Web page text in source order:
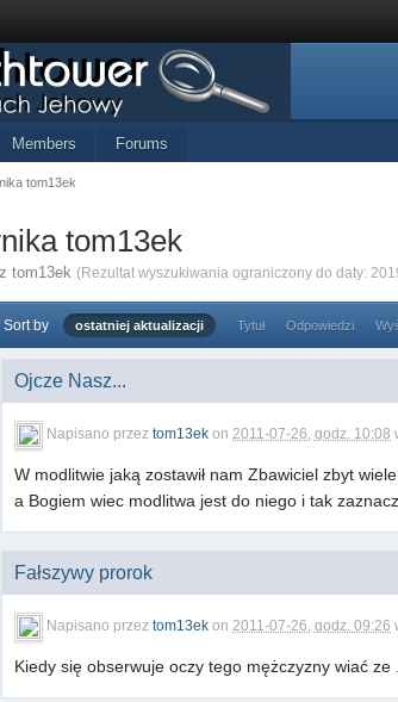
Members Forums
tom13ek
tom13ek
tom13ek (Rezultat wyszukiwania ograniczony do daty:
Sort by ostatniej aktualizacji Tytuł Odpowiedzi
Ojcze Nasz...
Napisano przeztom13ek on2011-07-26, godz. 10:08
W modlitwie jaką zostawił nam Zbawiciel zbyt
a Bogiem wiec modlitwa jest do niego i tak
Fałszywy prorok
Napisano przeztom13ek on2011-07-26, godz. 09:26
Kiedy się obserwuje oczy tego mężczyzny wiać ze